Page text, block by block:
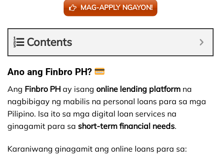
MAG-APPLY NGAYON!
Contents
Ano ang Finbro PH?
Ang Finbro PH ay isang online lending platform na
nagbibigay ng mabilis na personal loans para sa mga
Pilipino. Isa ito sa mga digital loan services na
ginagamit para sa short-term financial needs.
Karaniwang ginagamit ang online loans para sa: